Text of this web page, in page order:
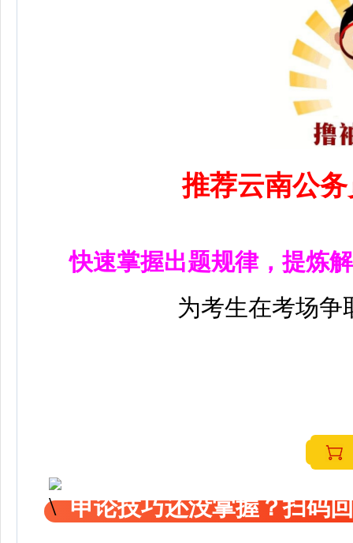
推荐云南公
快速掌握出题规律，提炼
为考生在考场争
申论技巧还没掌握？扫码